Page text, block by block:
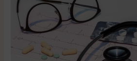
będzie
można
przebadać